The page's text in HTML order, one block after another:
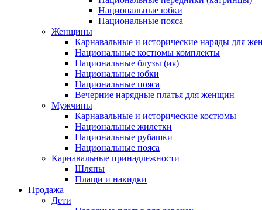
Национальные юбки
Национальные пояса
Женщины
Карнавальные и исторические наряды для
Национальные костюмы комплекты
Национальные блузы (ия)
Национальные юбки
Национальные пояса
Вечерние нарядные платья для женщин
Мужчины
Карнавальные и исторические костюмы
Национальные жилетки
Национальные рубашки
Национальные пояса
Карнавальные принадлежности
Шляпы
Плащи и накидки
Продажа
Дети